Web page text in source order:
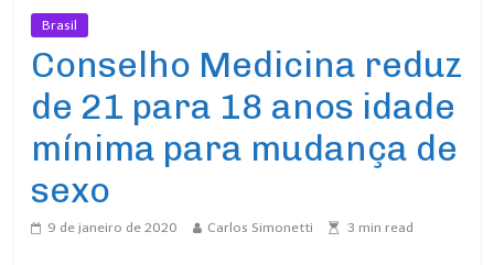
Brasil
Conselho Medicina reduz
de 21 para 18 anos idade
mínima para mudança de
sexo
9 de janeiro de 2020 Carlos Simonetti 3 min read